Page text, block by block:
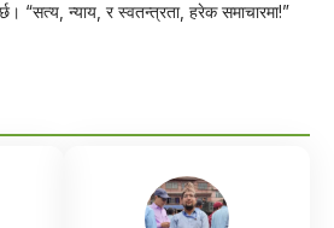
“सत्य, न्याय, र स्वतन्त्रता, हरेक समाचारमा!”